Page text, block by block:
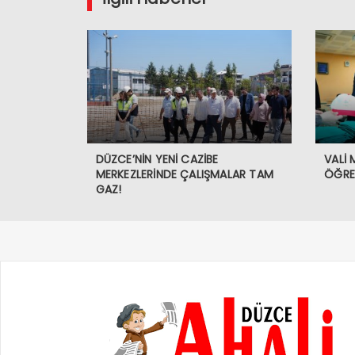
DÜZCE’NİN YENİ CAZİBE
MERKEZLERİNDE ÇALIŞMALAR TAM
GAZ!
VALİ